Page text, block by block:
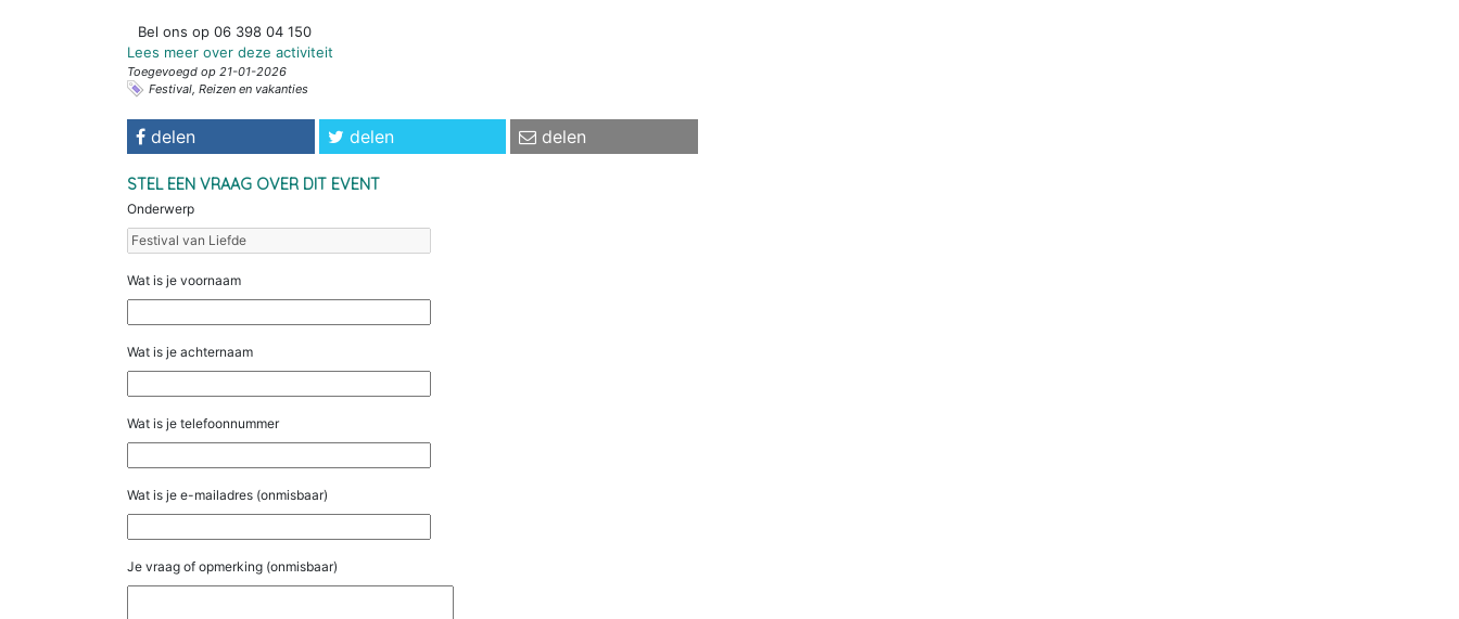
Bel ons op 06 398 04 150
Lees meer over deze activiteit
Toegevoegd op 21-01-2026
Festival, Reizen en vakanties
delen delen delen
STEL EEN VRAAG OVER DIT EVENT
Onderwerp
Wat is je voornaam
Wat is je achternaam
Wat is je telefoonnummer
Wat is je e-mailadres (onmisbaar)
Je vraag of opmerking (onmisbaar)